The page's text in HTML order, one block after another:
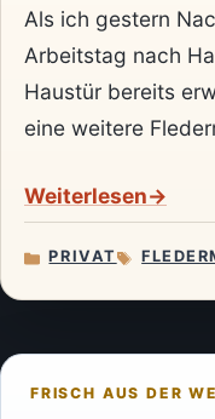
Als ich gestern
Arbeitstag nach
Haustür bereits
eine weitere
Weiterlesen
KATEGORIEN
PRIVAT